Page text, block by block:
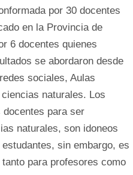
por 30 docentes
en la Provincia de
6 docentes quienes
se abordaron desde
sociales, Aulas
naturales. Los
para ser
naturales, son idoneos
sin embargo, es
para profesores como